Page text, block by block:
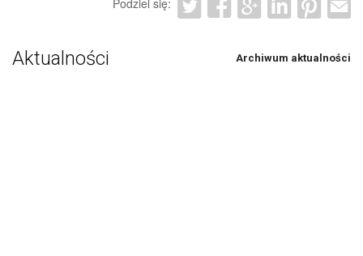
Podziel się:
Aktualności Archiwum aktualności